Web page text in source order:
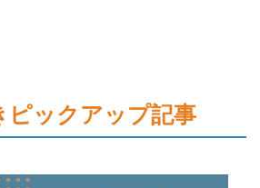
ピックアップ記事